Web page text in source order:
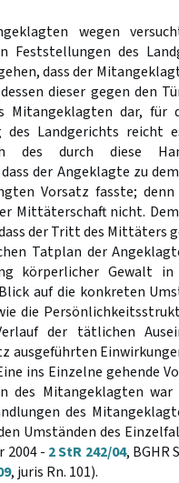
wegen
Feststellungen des
dass der
dieser gegen den
Mitangeklagten dar,
des Landgerichts reicht
des durch diese
der Angeklagte zu
Vorsatz fasste;
Mittäterschaft nicht.
der Tritt des Mittäters
Tatplan der
körperlicher Gewalt
auf die konkreten
die
der tätlichen
ausgeführten
ins Einzelne gehende
des Mitangeklagten
des
Umständen des
2004 - 2 StR 242/04, BGHR
, juris Rn. 101).